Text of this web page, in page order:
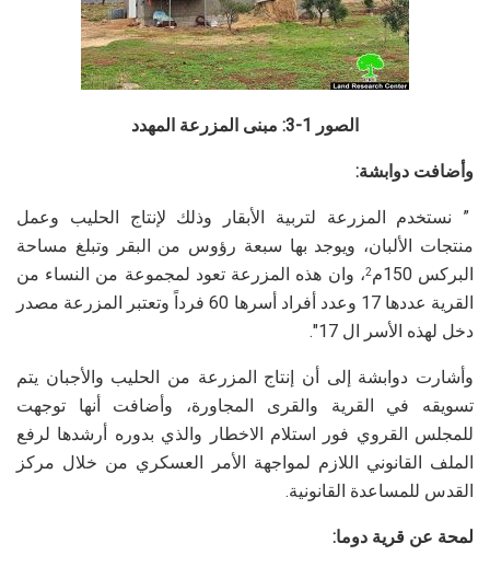
الصور 1-3: مبنى المزرعة المهدد
وأضافت دوابشة:
” نستخدم المزرعة لتربية الأبقار وذلك لإنتاج الحليب وعمل
منتجات الألبان، ويوجد بها سبعة رؤوس من البقر وتبلغ مساحة
البركس 150م
2، وان هذه المزرعة تعود لمجموعة من النساء من
القرية عددها 17 وعدد أفراد أسرها 60 فرداً وتعتبر المزرعة مصدر
دخل لهذه الأسر ال 17″.
وأشارت دوابشة إلى أن إنتاج المزرعة من الحليب والأجبان يتم
تسويقه في القرية والقرى المجاورة، وأضافت أنها توجهت
للمجلس القروي فور استلام الاخطار والذي بدوره أرشدها لرفع
الملف القانوني اللازم لمواجهة الأمر العسكري من خلال مركز
القدس للمساعدة القانونية.
لمحة عن قرية دوما: